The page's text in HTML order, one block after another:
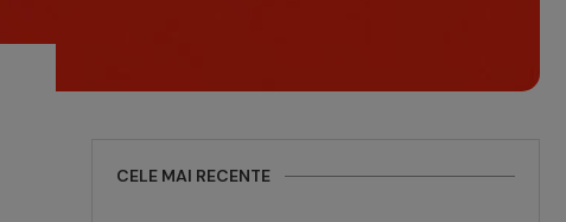
CELE MAI RECENTE